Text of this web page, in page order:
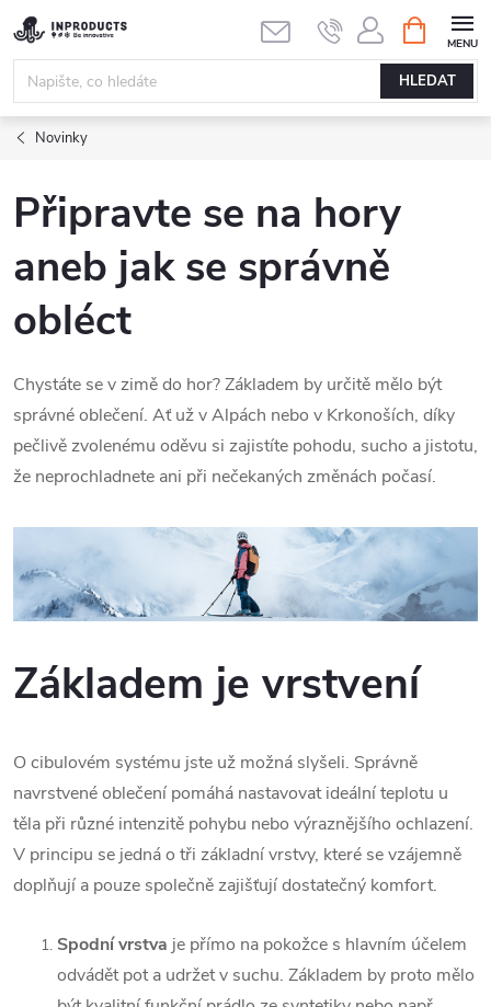
Přejít
na
obsah
HLEDAT
NÁKUPNÍ
KOŠÍK
Novinky
Připravte se na hory
aneb jak se správně
obléct
Chystáte se v zimě do hor? Základem by určitě mělo být
správné oblečení. Ať už v Alpách nebo v Krkonoších, díky
pečlivě zvolenému oděvu si zajistíte pohodu, sucho a jistotu,
že neprochladnete ani při nečekaných změnách počasí.
Základem je vrstvení
O cibulovém systému jste už možná slyšeli. Správně
navrstvené oblečení pomáhá nastavovat ideální teplotu u
těla při různé intenzitě pohybu nebo výraznějšího ochlazení.
V principu se jedná o tři základní vrstvy, které se vzájemně
doplňují a pouze společně zajišťují dostatečný komfort.
Spodní vrstva je přímo na pokožce s hlavním účelem
odvádět pot a udržet v suchu. Základem by proto mělo